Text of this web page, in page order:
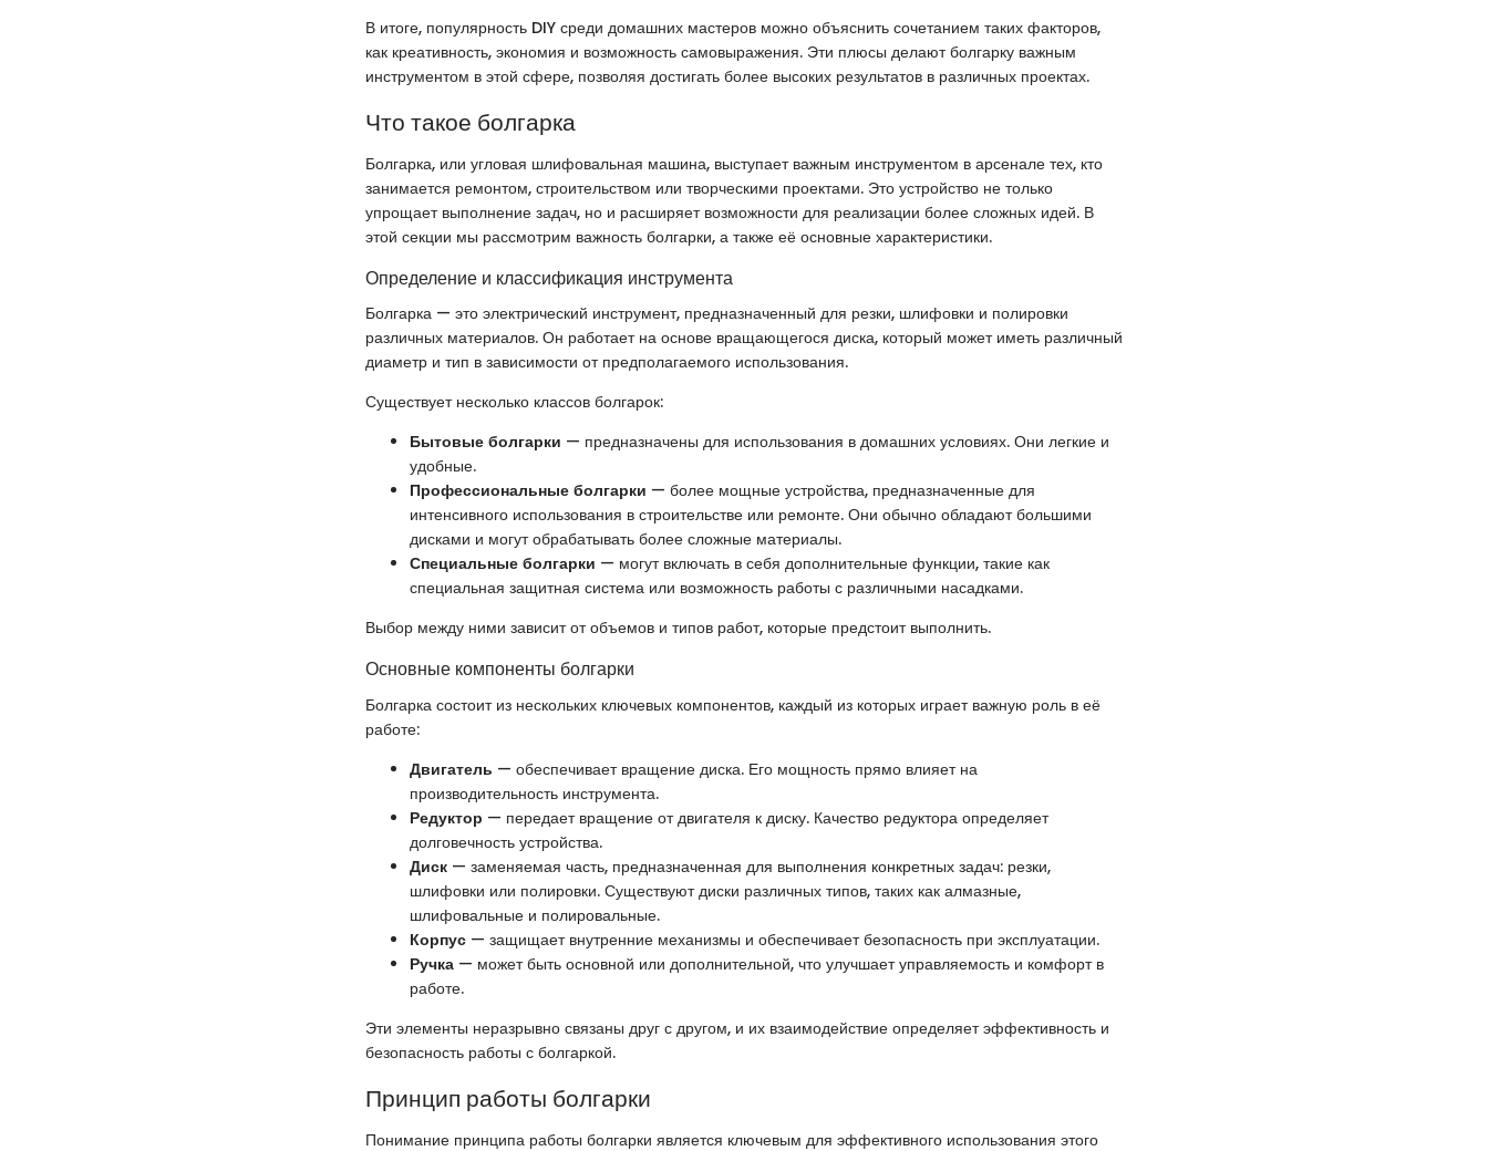
В итоге, популярность DIY среди домашних мастеров можно объяснить сочетанием таких факторов,
как креативность, экономия и возможность самовыражения. Эти плюсы делают болгарку важным
инструментом в этой сфере, позволяя достигать более высоких результатов в различных проектах.
Что такое болгарка
Болгарка, или угловая шлифовальная машина, выступает важным инструментом в арсенале тех, кто
занимается ремонтом, строительством или творческими проектами. Это устройство не только
упрощает выполнение задач, но и расширяет возможности для реализации более сложных идей. В
этой секции мы рассмотрим важность болгарки, а также её основные характеристики.
Определение и классификация инструмента
Болгарка — это электрический инструмент, предназначенный для резки, шлифовки и полировки
различных материалов. Он работает на основе вращающегося диска, который может иметь различный
диаметр и тип в зависимости от предполагаемого использования.
Существует несколько классов болгарок:
Бытовые болгарки — предназначены для использования в домашних условиях. Они легкие и
удобные.
Профессиональные болгарки — более мощные устройства, предназначенные для
интенсивного использования в строительстве или ремонте. Они обычно обладают большими
дисками и могут обрабатывать более сложные материалы.
Специальные болгарки — могут включать в себя дополнительные функции, такие как
специальная защитная система или возможность работы с различными насадками.
Выбор между ними зависит от объемов и типов работ, которые предстоит выполнить.
Основные компоненты болгарки
Болгарка состоит из нескольких ключевых компонентов, каждый из которых играет важную роль в её
работе:
Двигатель — обеспечивает вращение диска. Его мощность прямо влияет на
производительность инструмента.
Редуктор — передает вращение от двигателя к диску. Качество редуктора определяет
долговечность устройства.
Диск — заменяемая часть, предназначенная для выполнения конкретных задач: резки,
шлифовки или полировки. Существуют диски различных типов, таких как алмазные,
шлифовальные и полировальные.
Корпус — защищает внутренние механизмы и обеспечивает безопасность при эксплуатации.
Ручка — может быть основной или дополнительной, что улучшает управляемость и комфорт в
работе.
Эти элементы неразрывно связаны друг с другом, и их взаимодействие определяет эффективность и
безопасность работы с болгаркой.
Принцип работы болгарки
Понимание принципа работы болгарки является ключевым для эффективного использования этого